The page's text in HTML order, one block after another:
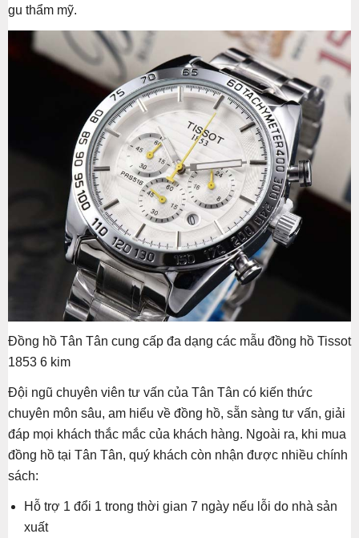
gu thẩm mỹ.
Đồng hồ Tân Tân cung cấp đa dạng các mẫu đồng hồ Tissot
1853 6 kim
Đội ngũ chuyên viên tư vấn của Tân Tân có kiến thức
chuyên môn sâu, am hiểu về đồng hồ, sẵn sàng tư vấn, giải
đáp mọi khách thắc mắc của khách hàng. Ngoài ra, khi mua
đồng hồ tại Tân Tân, quý khách còn nhận được nhiều chính
sách:
Hỗ trợ 1 đổi 1 trong thời gian 7 ngày nếu lỗi do nhà sản
xuất